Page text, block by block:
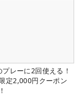
レーに2回使える！
定2,000円クーポン